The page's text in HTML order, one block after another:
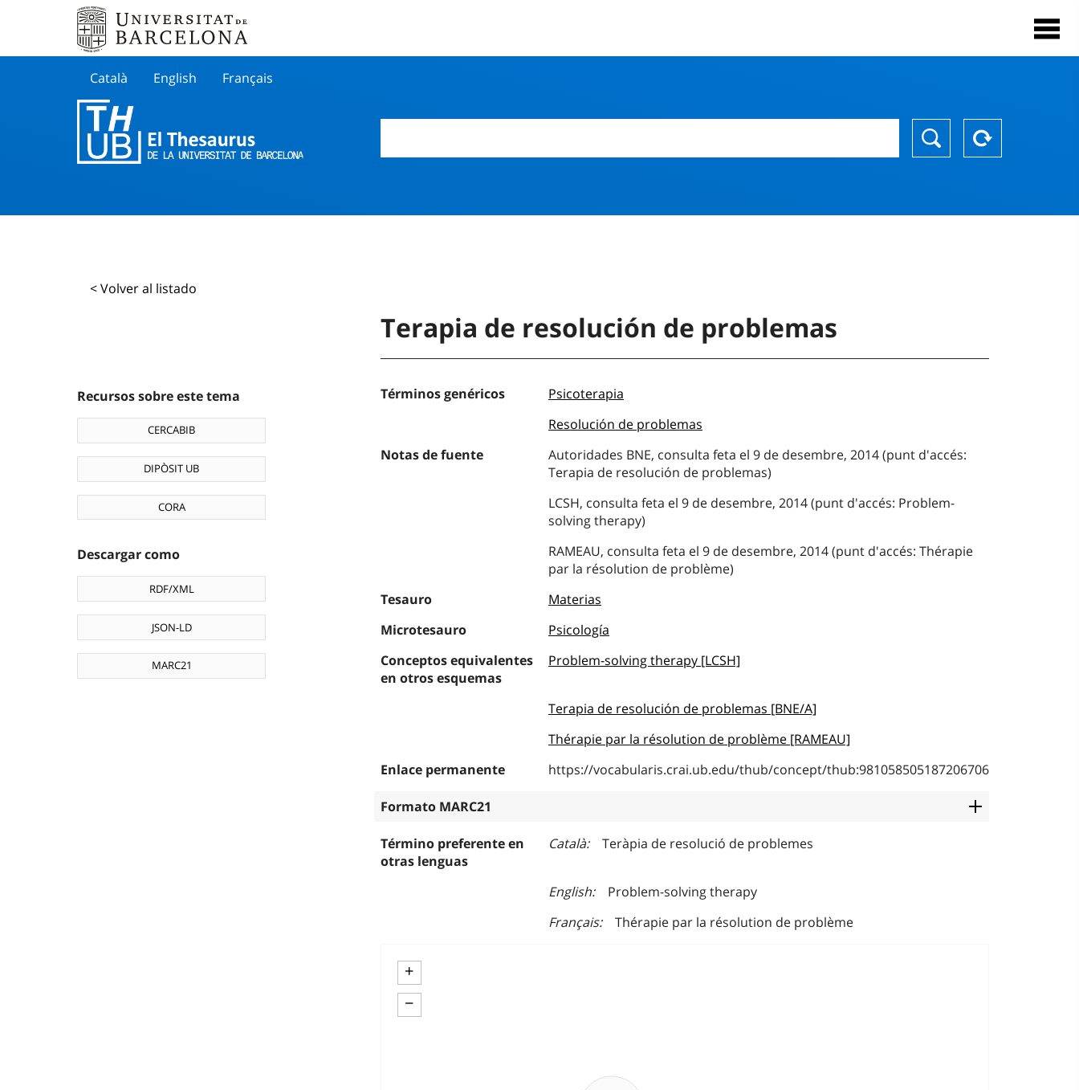
Català English Français
< Volver al listado
Recursos sobre este tema
CERCABIB
DIPÒSIT UB
CORA
Descargar como
RDF/XML
JSON-LD
MARC21
Terapia de resolución de problemas
Términos genéricos
Psicoterapia
Resolución de problemas
Notas de fuente
Autoridades BNE, consulta feta el 9 de desembre, 2014 (punt d'accés:
Terapia de resolución de problemas)
LCSH, consulta feta el 9 de desembre, 2014 (punt d'accés: Problem-
solving therapy)
RAMEAU, consulta feta el 9 de desembre, 2014 (punt d'accés: Thérapie
par la résolution de problème)
Tesauro
Materias
Microtesauro
Psicología
Conceptos equivalentes
en otros esquemas
Problem-solving therapy [LCSH]
Terapia de resolución de problemas [BNE/A]
Thérapie par la résolution de problème [RAMEAU]
Enlace permanente
https://vocabularis.crai.ub.edu/thub/concept/thub:981058505187206706
Formato MARC21
Término preferente en
otras lenguas
Català Teràpia de resolució de problemes
English
Problem-solving therapy
Français
Thérapie par la résolution de problème
+
−